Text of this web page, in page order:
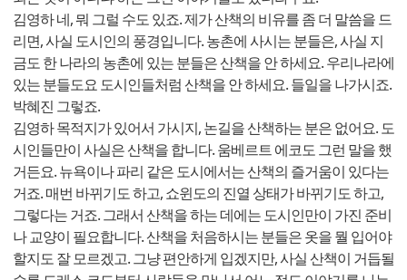
김영하 네, 뭐 그럴 수도 있죠. 제가 산책의 비유를 좀 더 말씀을 드
리면, 사실 도시인의 풍경입니다. 농촌에 사시는 분들은, 사실 지
금도 한 나라의 농촌에 있는 분들은 산책을 안 하세요. 우리나라에
있는 분들도요 도시인들처럼 산책을 안 하세요. 들일을 나가시죠.
박혜진 그렇죠.
김영하 목적지가 있어서 가시지, 논길을 산책하는 분은 없어요. 도
시인들만이 사실은 산책을 합니다. 움베르트 에코도 그런 말을 했
거든요. 뉴욕이나 파리 같은 도시에서는 산책의 즐거움이 있다는
거죠. 매번 바뀌기도 하고, 쇼윈도의 진열 상태가 바뀌기도 하고,
그렇다는 거죠. 그래서 산책을 하는 데에는 도시인만이 가진 준비
나 교양이 필요합니다. 산책을 처음하시는 분들은 옷을 뭘 입어야
할지도 잘 모르겠고. 그냥 편안하게 입겠지만, 사실 산책이 거듭될